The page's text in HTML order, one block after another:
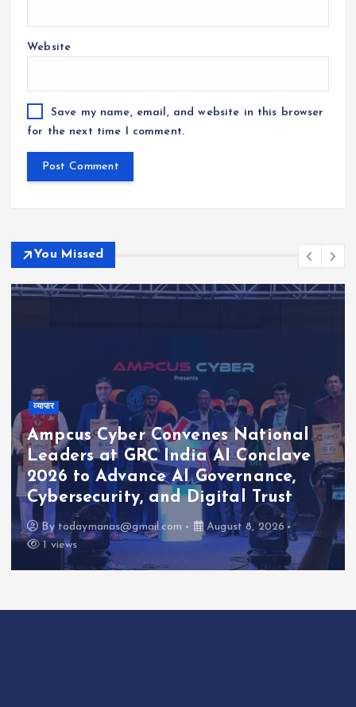
Website
Save my name, email, and website in this browser
for the next time I comment.
You Missed
व्यापार
Ampcus Cyber Convenes National
Leaders at GRC India AI Conclave
2026 to Advance AI Governance,
Cybersecurity, and Digital Trust
By todaymanas@gmail.com
August 8, 2026
1 views